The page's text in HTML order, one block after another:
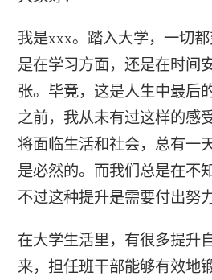
我是xxx。踏入大学，一切
是在学习方面，还是在时间
张。毕竟，这是人生中最后
之前，我从未有过这样的感
将面临生活和社会，总有一
是必然的。而我们总是在不
不过这种提升是需要付出努力
在大学生活里，有很多提升
来，担任班干部能够有效地